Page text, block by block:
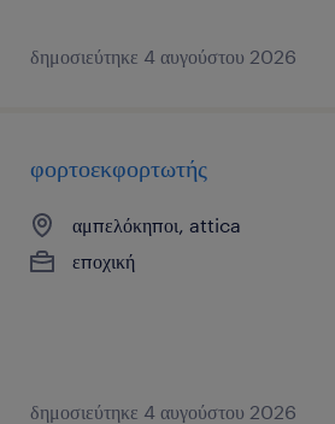
δημοσιεύτηκε 4 αυγούστου 2026
φορτοεκφορτωτής
αμπελόκηποι, attica
εποχική
δημοσιεύτηκε 4 αυγούστου 2026